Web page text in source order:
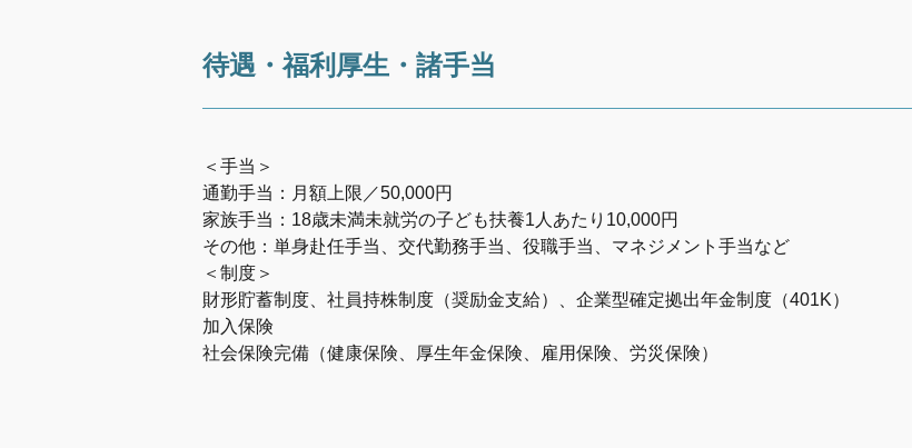
待遇・福利厚生・諸手当
＜手当＞
通勤手当：月額上限／50,000円
家族手当：18歳未満未就労の子ども扶養1人あたり10,000円
その他：単身赴任手当、交代勤務手当、役職手当、マネジメント手当など
＜制度＞
財形貯蓄制度、社員持株制度（奨励金支給）、企業型確定拠出年金制度（401K）
加入保険
社会保険完備（健康保険、厚生年金保険、雇用保険、労災保険）